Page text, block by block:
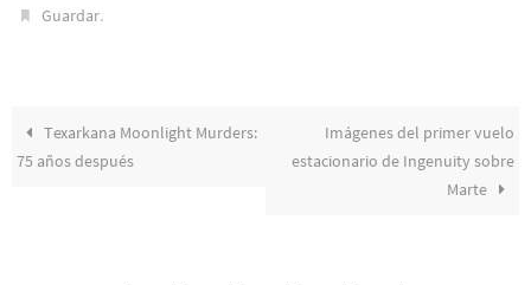
Guardar.
Texarkana Moonlight Murders:
75 años después
Imágenes del primer vuelo
estacionario de Ingenuity sobre
Marte